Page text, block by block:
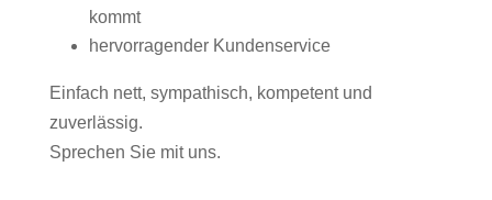
kommt
hervorragender Kundenservice
Einfach nett, sympathisch, kompetent und
zuverlässig.
Sprechen Sie mit uns.